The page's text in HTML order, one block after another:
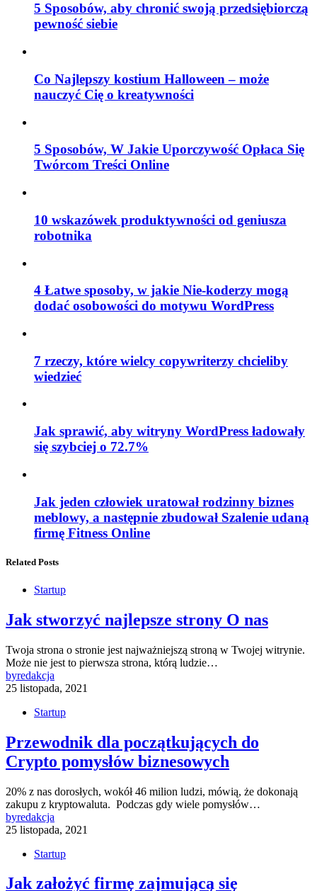
5 Sposobów, aby chronić swoją przedsiębiorczą
pewność siebie
Co Najlepszy kostium Halloween – może
nauczyć Cię o kreatywności
5 Sposobów, W Jakie Uporczywość Opłaca Się
Twórcom Treści Online
10 wskazówek produktywności od geniusza
robotnika
4 Łatwe sposoby, w jakie Nie-koderzy mogą
dodać osobowości do motywu WordPress
7 rzeczy, które wielcy copywriterzy chcieliby
wiedzieć
Jak sprawić, aby witryny WordPress ładowały
się szybciej o 72.7%
Jak jeden człowiek uratował rodzinny biznes
meblowy, a następnie zbudował Szalenie udaną
firmę Fitness Online
Related Posts
Startup
Jak stworzyć najlepsze strony O nas
Twoja strona o stronie jest najważniejszą stroną w Twojej witrynie.
Może nie jest to pierwsza strona, którą ludzie…
byredakcja
25 listopada, 2021
Startup
Przewodnik dla początkujących do
Crypto pomysłów biznesowych
20% z nas dorosłych, wokół 46 milion ludzi, mówią, że dokonają
zakupu z kryptowaluta. Podczas gdy wiele pomysłów…
byredakcja
25 listopada, 2021
Startup
Jak założyć firmę zajmującą się